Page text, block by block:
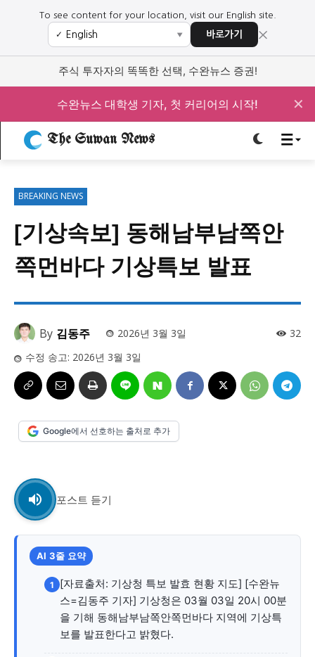
로그인하세요
특집 기사 바로가기 : 청소년 청년
시 문학 (문학산책)
보도 사진 정치 사회 경제 트렌드
지역 & 글로벌 뉴스
충청지역
제주지역
부산/울산
ENG 中文 日文
커뮤니티
자유게시판 미니게임
로그인하세요
특집 기사 바로가기 : 청소년 청년
시 문학 (문학산책)
보도 사진 정치 사회 경제 트렌드
지역 & 글로벌 뉴스
충청지역
제주지역
부산/울산
ENG 中文 日文
커뮤니티
자유게시판 미니게임 운세 풀이
To see content for your location, visit our English site.
✓ ▼ 바로가기 ×
주식 투자자의 똑똑한 선택, 수완뉴스 증권!
수완뉴스 대학생 기자, 첫 커리어의 시작! ✕
The Suwan News
BREAKING NEWS
[기상속보] 동해남부남쪽안
쪽먼바다 기상특보 발표
By 김동주 2026년 3월 3일
32
수정 송고: 2026년 3월 3일
Google에서 선호하는 출처로 추가
포스트 듣기
AI 3줄 요약
1
[자료출처: 기상청 특보 발효 현황 지도] [수완뉴
스=김동주 기자] 기상청은 03월 03일 20시 00분
을 기해 동해남부남쪽안쪽먼바다 지역에 기상특
보를 발표한다고 밝혔다.